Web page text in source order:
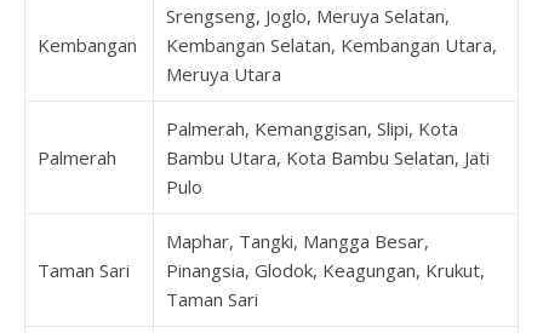
Kembangan
Srengseng, Joglo, Meruya Selatan,
Kembangan Selatan, Kembangan Utara,
Meruya Utara
Palmerah
Palmerah, Kemanggisan, Slipi, Kota
Bambu Utara, Kota Bambu Selatan, Jati
Pulo
Taman Sari
Maphar, Tangki, Mangga Besar,
Pinangsia, Glodok, Keagungan, Krukut,
Taman Sari